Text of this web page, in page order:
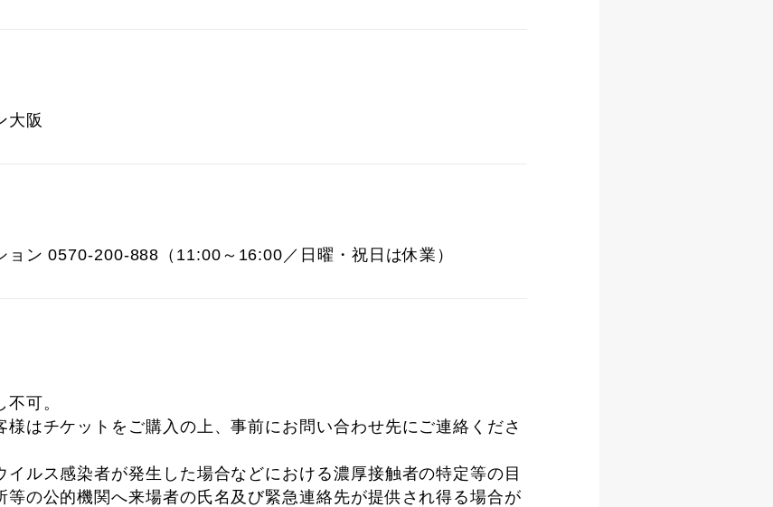
大阪
ョン 0570-200-888（11:00～16:00／日曜・祝日は休業）
可。
はチケットをご購入の上、事前にお問い合わせ先にご連絡くださ
ルス感染者が発生した場合などにおける濃厚接触者の特定等の目
等の公的機関へ来場者の氏名及び緊急連絡先が提供され得る場合が